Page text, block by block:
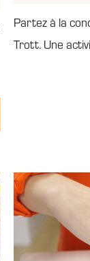
Partez à la
Trott. Une